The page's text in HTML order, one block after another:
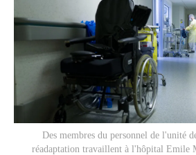
Des membres du personnel de l'unité
réadaptation travaillent à l'hôpital Emile